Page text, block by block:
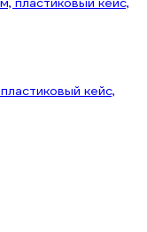
кейс,